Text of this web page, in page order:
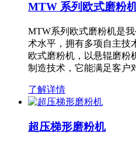
MTW 系列欧式磨粉
MTW系列欧式磨粉机是
术水平，拥有多项自主技
欧式磨粉机，以悬辊磨粉
制造技术，它能满足客
了解详情
超压梯形磨粉机